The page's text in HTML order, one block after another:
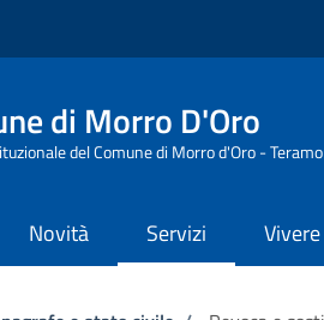
di Morro D'Oro
del Comune di Morro d'Oro - Teramo
Novità Servizi